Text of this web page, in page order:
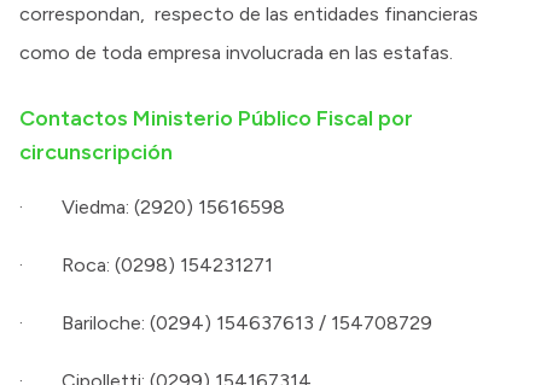
correspondan, respecto de las entidades financieras
como de toda empresa involucrada en las estafas.
Contactos Ministerio Público Fiscal por
circunscripción
· Viedma: (2920) 15616598
· Roca: (0298) 154231271
· Bariloche: (0294) 154637613 / 154708729
· Cipolletti: (0299) 154167314